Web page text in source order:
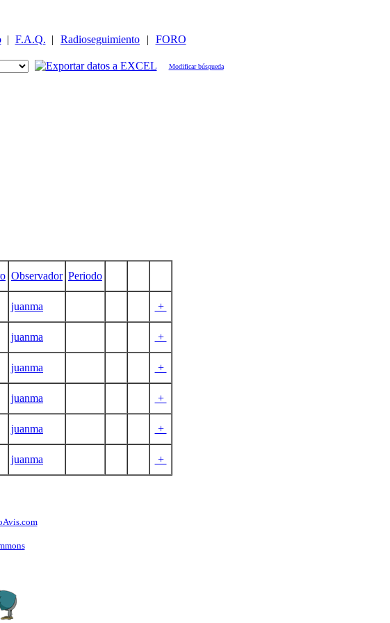
| F.A.Q. | Radioseguimiento | FORO
Modificar búsqueda
Observador Periodo
juanma +
juanma +
juanma +
juanma +
juanma +
juanma +